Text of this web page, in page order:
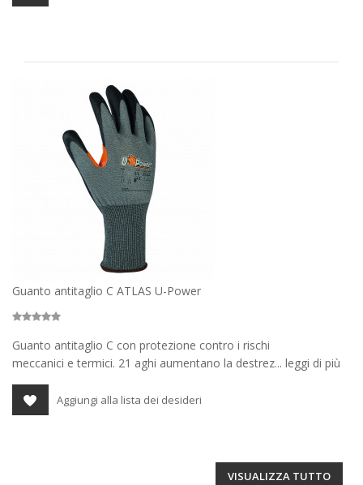
Guanto antitaglio C ATLAS U-Power
Guanto antitaglio C con protezione contro i rischi
meccanici e termici. 21 aghi aumentano la destrez... leggi di più
Aggiungi alla lista dei desideri
VISUALIZZA TUTTO